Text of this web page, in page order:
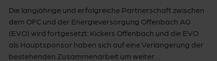
Die langjährige und erfolgreiche Partnerschaft zwischen
dem OFC und der Energieversorgung Offenbach AG
(EVO) wird fortgesetzt: Kickers Offenbach und die EVO
als Hauptsponsor haben sich auf eine Verlängerung der
bestehenden Zusammenarbeit um weiter…